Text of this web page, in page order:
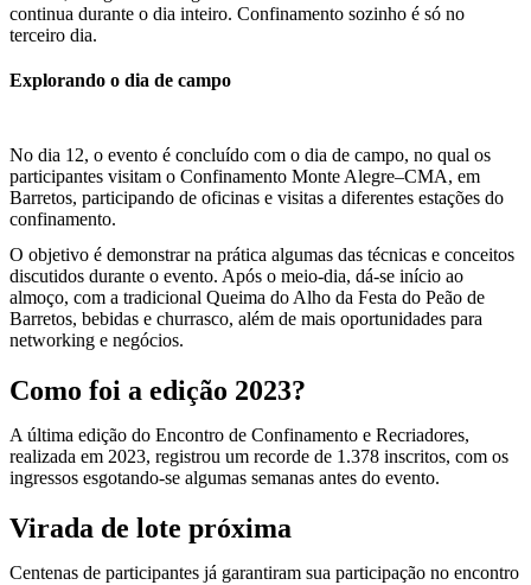
continua durante o dia inteiro. Confinamento sozinho é só no
terceiro dia.
Explorando o dia de campo
No dia 12, o evento é concluído com o dia de campo, no qual os
participantes visitam o Confinamento Monte Alegre–CMA, em
Barretos, participando de oficinas e visitas a diferentes estações do
confinamento.
O objetivo é demonstrar na prática algumas das técnicas e conceitos
discutidos durante o evento. Após o meio-dia, dá-se início ao
almoço, com a tradicional Queima do Alho da Festa do Peão de
Barretos, bebidas e churrasco, além de mais oportunidades para
networking e negócios.
Como foi a edição 2023?
A última edição do Encontro de Confinamento e Recriadores,
realizada em 2023, registrou um recorde de 1.378 inscritos, com os
ingressos esgotando-se algumas semanas antes do evento.
Virada de lote próxima
Centenas de participantes já garantiram sua participação no encontro